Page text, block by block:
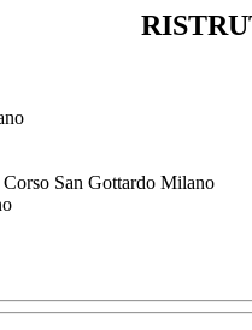
San Gottardo Milano